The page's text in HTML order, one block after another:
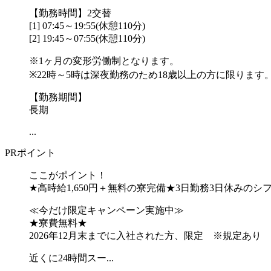
【勤務時間】2交替
[1] 07:45～19:55(休憩110分)
[2] 19:45～07:55(休憩110分)
※1ヶ月の変形労働制となります。
※22時～5時は深夜勤務のため18歳以上の方に限ります。
【勤務期間】
長期
...
PRポイント
ここがポイント！
★高時給1,650円＋無料の寮完備★3日勤務3日休みのシ
≪今だけ限定キャンペーン実施中≫
★寮費無料★
2026年12月末までに入社された方、限定 ※規定あり
近くに24時間スー...